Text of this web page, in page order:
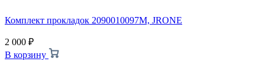
Комплект прокладок 2090010097M, JRONE
2 000 ₽
В корзину